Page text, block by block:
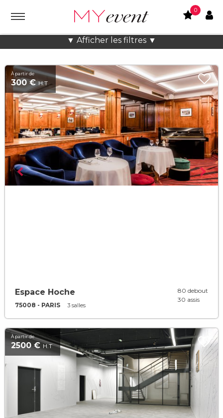
0
▼ Afficher les filtres ▼
Formation à Paris
À partir de
300 €H.T
Espace Hoche
75008 - PARIS 3 salles
80 debout
30 assis
À partir de
2500 €H.T